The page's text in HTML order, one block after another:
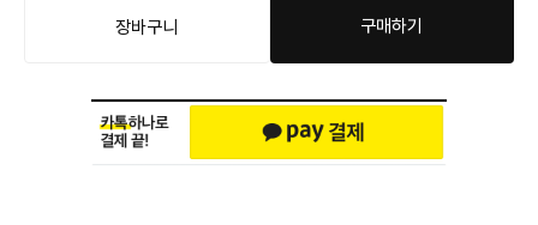
장바구니 구매하기